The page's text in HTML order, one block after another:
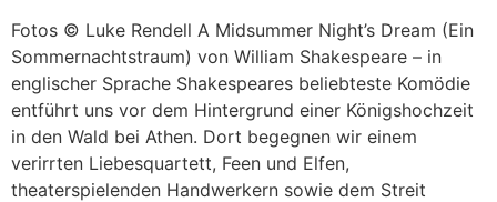
Fotos © Luke Rendell A Midsummer Night’s Dream (Ein
Sommernachtstraum) von William Shakespeare – in
englischer Sprache Shakespeares beliebteste Komödie
entführt uns vor dem Hintergrund einer Königshochzeit
in den Wald bei Athen. Dort begegnen wir einem
verirrten Liebesquartett, Feen und Elfen,
theaterspielenden Handwerkern sowie dem Streit